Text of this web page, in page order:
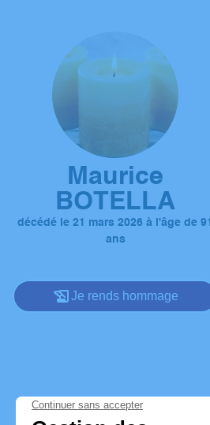
Maurice
BOTELLA
décédé le 21 mars 2026 à l'âge de 91
ans
Je rends hommage